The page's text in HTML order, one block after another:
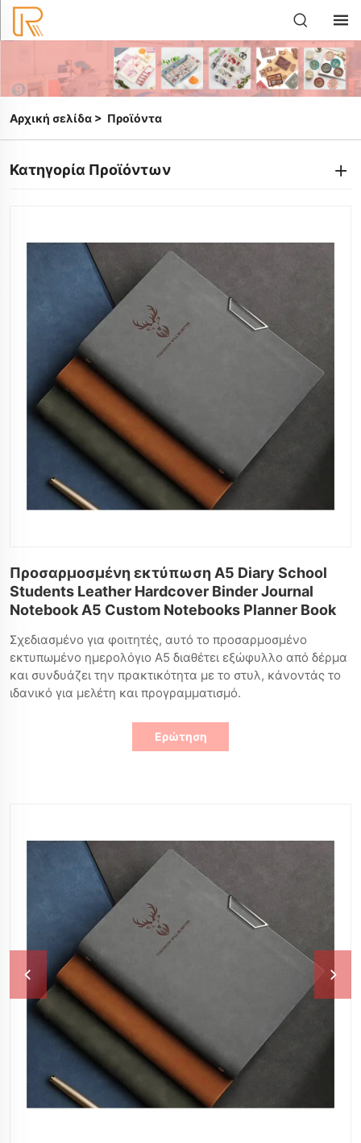
Αρχική σελίδα > Προϊόντα
Κατηγορία Προϊόντων
Προσαρμοσμένη εκτύπωση A5 Diary School
Students Leather Hardcover Binder Journal
Notebook A5 Custom Notebooks Planner Book
Σχεδιασμένο για φοιτητές, αυτό το προσαρμοσμένο
εκτυπωμένο ημερολόγιο A5 διαθέτει εξώφυλλο από δέρμα
και συνδυάζει την πρακτικότητα με το στυλ, κάνοντάς το
ιδανικό για μελέτη και προγραμματισμό.
Ερώτηση